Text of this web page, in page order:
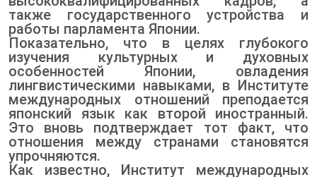
также государственного устройства и
работы парламента Японии.
Показательно, что в целях глубокого
изучения культурных и духовных
особенностей Японии, овладения
лингвистическими навыками, в Институте
международных отношений преподается
японский язык как второй иностранный.
Это вновь подтверждает тот факт, что
отношения между странами становятся
упрочняются.
Как известно, Институт международных